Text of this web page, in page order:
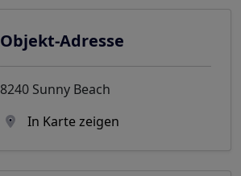
Objekt-Adresse
8240 Sunny Beach
In Karte zeigen